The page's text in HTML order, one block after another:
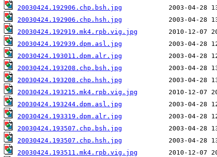
20030424.192906.chp.bsh.jpg
20030424.192906.chp.hsh.jpg
20030424.192919.mk4.rpb.vig.jpg
20030424.192939.dpm.asl.jpg
20030424.193011.dpm.alr.jpg
20030424.193208.chp.bsh.jpg
20030424.193208.chp.hsh.jpg
20030424.193215.mk4.rpb.vig.jpg
20030424.193244.dpm.asl.jpg
20030424.193319.dpm.alr.jpg
20030424.193507.chp.bsh.jpg
20030424.193507.chp.hsh.jpg
20030424.193511.mk4.rpb.vig.jpg